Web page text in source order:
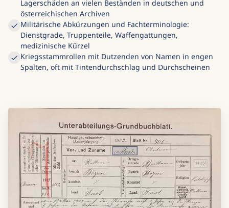
Lagerschäden an vielen Beständen in deutschen und
österreichischen Archiven
Militärische Abkürzungen und Fachterminologie:
Dienstgrade, Truppenteile, Waffengattungen,
medizinische Kürzel
Kriegsstammrollen mit Dutzenden von Namen in engen
Spalten, oft mit Tintendurchschlag und Durchscheinen